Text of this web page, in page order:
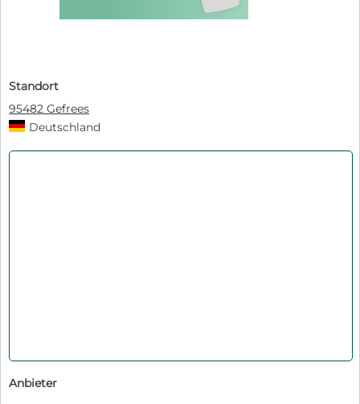
Standort
95482 Gefrees
Deutschland
Anbieter